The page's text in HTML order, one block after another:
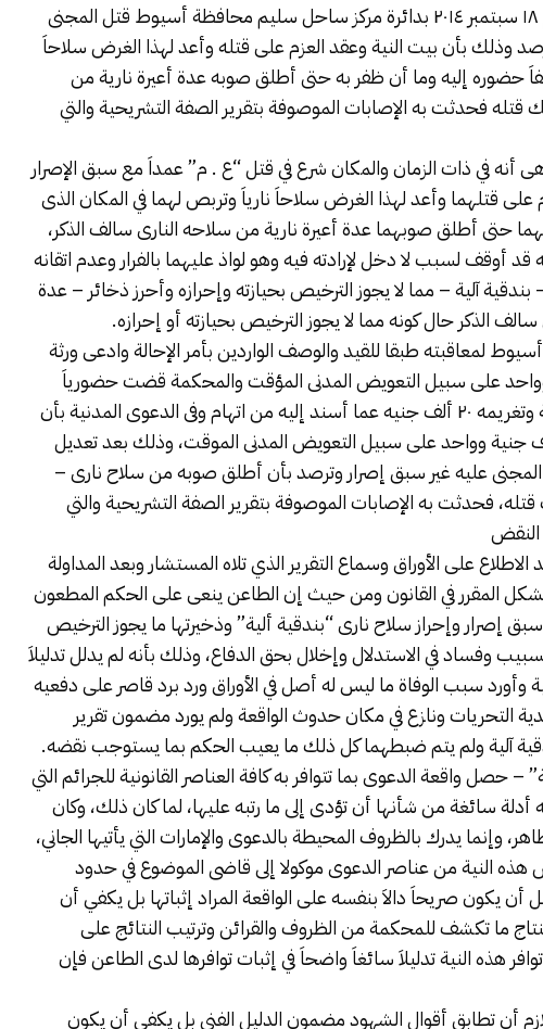
اتهمت النيابة العامة الطاعن بأنه في يوم ١٨ سبتمبر ٢٠١٤ بدائرة مركز ساحل سليم محافظة أسيوط قتل المجنى
وذلك بأن بيت النية وعقد العزم على قتله وأعد لهذا الغرض سلاحاَ
حضوره إليه وما أن ظفر به حتى أطلق صوبه عدة أعيرة نارية من
قتله فحدثت به الإصابات الموصوفة بتقرير الصفة التشريحية والتي
أنه في ذات الزمان والمكان شرع في قتل “ع . م” عمداَ مع سبق الإصرار
قتلهما وأعد لهذا الغرض سلاحاَ نارياَ وتربص لهما في المكان الذى
حتى أطلق صوبهما عدة أعيرة نارية من سلاحه النارى سالف الذكر،
أوقف لسبب لا دخل لإرادته فيه وهو لواذ عليهما بالفرار وعدم اتقانه
آلية – مما لا يجوز الترخيص بحيازته وإحرازه وأحرز ذخائر – عدة
الذكر حال كونه مما لا يجوز الترخيص بحيازته أو إحرازه.
لمعاقبته طبقا للقيد والوصف الواردين بأمر الإحالة وادعى ورثة
بمبلغ ١٠ الأف جنيه وواحد على سبيل التعويض المدنى المؤقت والمحكمة قضت حضورياَ
بمعاقبته بالسجن المشدد لمدة ١٥ سنة وتغريمه ٢٠ ألف جنيه عما أسند إليه من اتهام وفى الدعوى المدنية بأن
للمدعين بالحق المدنى مبلغ ١٠ الأف جنية وواحد على سبيل التعويض المدنى الموقت، وذلك بعد تعديل
المجنى عليه غير سبق إصرار وترصد بأن أطلق صوبه من سلاح نارى –
فحدثت به الإصابات الموصوفة بتقرير الصفة التشريحية والتي
على الأوراق وسماع التقرير الذي تلاه المستشار وبعد المداولة
المقرر في القانون ومن حيث إن الطاعن ينعى على الحكم المطعون
سبق إصرار وإحراز سلاح نارى “بندقية ألية” وذخيرتها ما يجوز الترخيص
وفساد في الاستدلال وإخلال بحق الدفاع، وذلك بأنه لم يدلل تدليلاَ
وأورد سبب الوفاة ما ليس له أصل في الأوراق ورد برد قاصر على دفعيه
التحريات ونازع في مكان حدوث الواقعة ولم يورد مضمون تقرير
آلية ولم يتم ضبطهما كل ذلك ما يعيب الحكم بما يستوجب نقضه.
حصل واقعة الدعوى بما تتوافر به كافة العناصر القانونية للجرائم التي
أدلة سائغة من شأنها أن تؤدى إلى ما رتبه عليها، لما كان ذلك، وكان
وإنما يدرك بالظروف المحيطة بالدعوى والإمارات التي يأتيها الجاني،
النية من عناصر الدعوى موكولا إلى قاضى الموضوع في حدود
أن يكون صريحاَ دالاَ بنفسه على الواقعة المراد إثباتها بل يكفي أن
ما تكشف للمحكمة من الظروف والقرائن وترتيب النتائج على
هذه النية تدليلاَ سائغاَ واضحاَ في إثبات توافرها لدى الطاعن فإن
أن تطابق أقوال الشهود مضمون الدليل الفني بل يكفي أن يكون